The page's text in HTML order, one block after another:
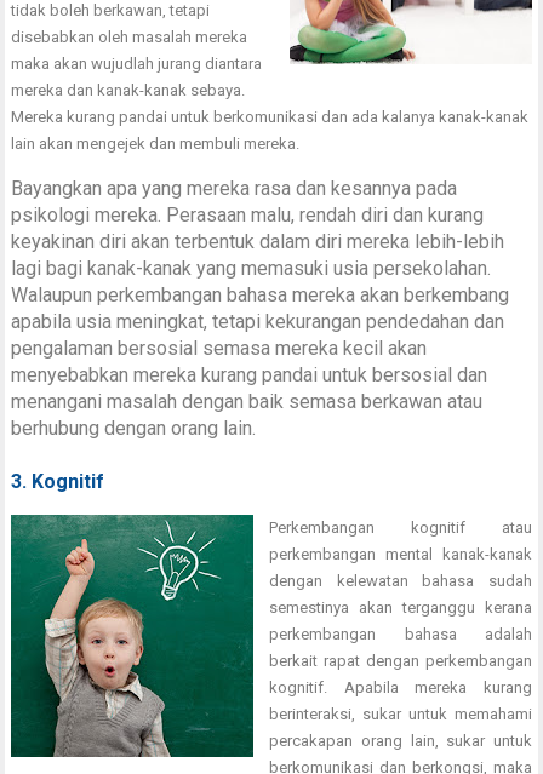
tidak boleh berkawan, tetapi
disebabkan oleh masalah mereka
maka akan wujudlah jurang diantara
mereka dan kanak-kanak sebaya.
Mereka kurang pandai untuk berkomunikasi dan ada kalanya kanak-kanak
lain akan mengejek dan membuli mereka.
Bayangkan apa yang mereka rasa dan kesannya pada
psikologi mereka. Perasaan malu, rendah diri dan kurang
keyakinan diri akan terbentuk dalam diri mereka lebih-lebih
lagi bagi kanak-kanak yang memasuki usia persekolahan.
Walaupun perkembangan bahasa mereka akan berkembang
apabila usia meningkat, tetapi kekurangan pendedahan dan
pengalaman bersosial semasa mereka kecil akan
menyebabkan mereka kurang pandai untuk bersosial dan
menangani masalah dengan baik semasa berkawan atau
berhubung dengan orang lain.
3. Kognitif
Perkembangan kognitif atau
perkembangan mental kanak-kanak
dengan kelewatan bahasa sudah
semestinya akan terganggu kerana
perkembangan bahasa adalah
berkait rapat dengan perkembangan
kognitif. Apabila mereka kurang
berinteraksi, sukar untuk memahami
percakapan orang lain, sukar untuk
berkomunikasi dan berkongsi, maka